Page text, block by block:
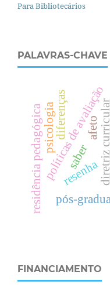
Para Bibliotecários
PALAVRAS-CHAVE
resenhadiretriz curricular
políticas de avaliação
pós-
saber
residência pedagógicapsicologiadiferenças afeto
FINANCIAMENTO